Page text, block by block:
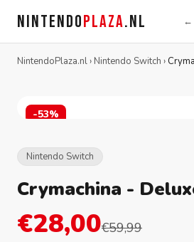
NINTENDOPLAZA.NL ←
NintendoPlaza.nl› Nintendo Switch ›
-53%
Nintendo Switch
Crymachina -
€28,00€59,99